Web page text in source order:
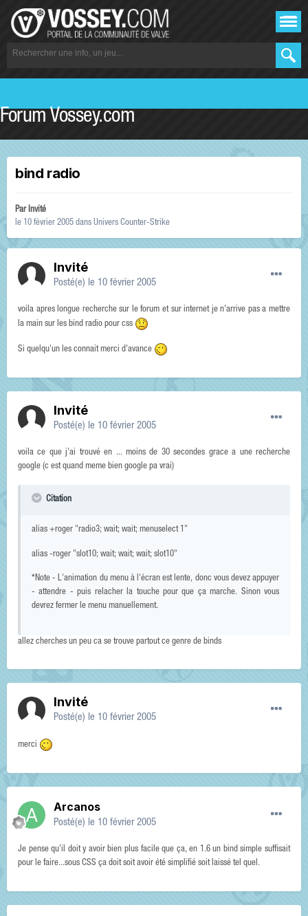
Forum Vossey.com
bind radio
Par Invité
le 10 février 2005 dans Univers Counter-Strike
Invité
Posté(e) le 10 février 2005
voila apres longue recherche sur le forum et sur internet je n'arrive pas a mettre
la main sur les bind radio pour css
Si quelqu'un les connait merci d'avance
Invité
Posté(e) le 10 février 2005
voila ce que j'ai trouvé en ... moins de 30 secondes grace a une recherche
google (c est quand meme bien google pa vrai)
Citation
alias +roger "radio3; wait; wait; menuselect 1"
alias -roger "slot10; wait; wait; wait; slot10"
*Note - L'animation du menu à l'écran est lente, donc vous devez appuyer
- attendre - puis relacher la touche pour que ça marche. Sinon vous
devrez fermer le menu manuellement.
allez cherches un peu ca se trouve partout ce genre de binds
Invité
Posté(e) le 10 février 2005
merci
Arcanos
Posté(e) le 10 février 2005
Je pense qu'il doit y avoir bien plus facile que ça, en 1.6 un bind simple suffisait
pour le faire...sous CSS ça doit soit avoir été simplifié soit laissé tel quel.